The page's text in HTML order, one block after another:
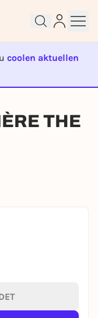
coolen aktuellen
THE
started
account.